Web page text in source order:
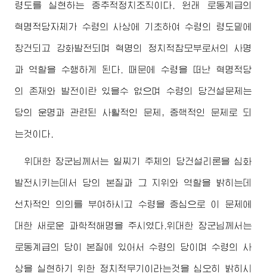
령도를 실현하는 중추적정치조직이다. 원래 로동계급의
혁명적당자체가 수령의 사상에 기초하여 수령의 령도밑에
창건되고 강화발전되며 혁명의 정치적참모부로서의 사명
과 역할을 수행하게 된다. 때문에 수령을 떠난 혁명적당
의 존재와 발전이란 있을수 없으며 수령의 당건설문제는
당의 운명과 관련된 사활적인 문제, 중핵적인 문제로 되
는것이다.
위대한 장군님 께서는 일찌기 주체의 당건설리론을 심화
발전시키는데서 당의 본질과 그 지위와 역할을 밝히는데
선차적인 의의를 부여하시고 수령을 중심으로 이 문제에
대한 새로운 과학적해명을 주시였다. 위대한 장군님 께서는
로동계급의 당이 본질에 있어서 수령의 당이며 수령의 사
상을 실현하기 위한 정치적무기이라는것을 심오히 밝히시